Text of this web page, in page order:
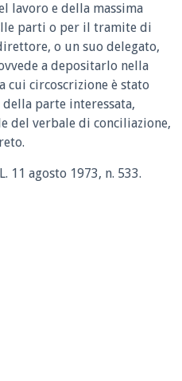
lavoro e della massima
parti o per il tramite di
o un suo delegato,
a depositarlo nella
cui circoscrizione è stato
parte interessata,
del verbale di conciliazione,
11 agosto 1973, n. 533.